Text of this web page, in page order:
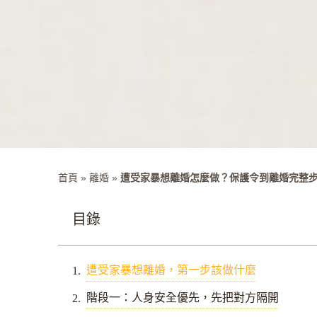
首頁 » 離婚 » 遭受家暴想離婚怎麼做？保護令到離婚完整
目錄
遭受家暴想離婚，第一步該做什麼
階段一：人身安全優先，先把對方隔開